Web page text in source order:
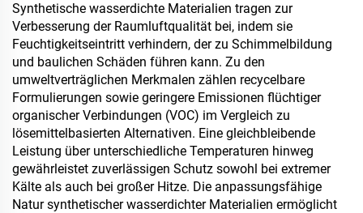
Synthetische wasserdichte Materialien tragen zur
Verbesserung der Raumluftqualität bei, indem sie
Feuchtigkeitseintritt verhindern, der zu Schimmelbildung
und baulichen Schäden führen kann. Zu den
umweltverträglichen Merkmalen zählen recycelbare
Formulierungen sowie geringere Emissionen flüchtiger
organischer Verbindungen (VOC) im Vergleich zu
lösemittelbasierten Alternativen. Eine gleichbleibende
Leistung über unterschiedliche Temperaturen hinweg
gewährleistet zuverlässigen Schutz sowohl bei extremer
Kälte als auch bei großer Hitze. Die anpassungsfähige
Natur synthetischer wasserdichter Materialien ermöglicht